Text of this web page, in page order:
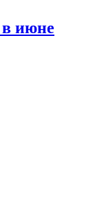
в июне